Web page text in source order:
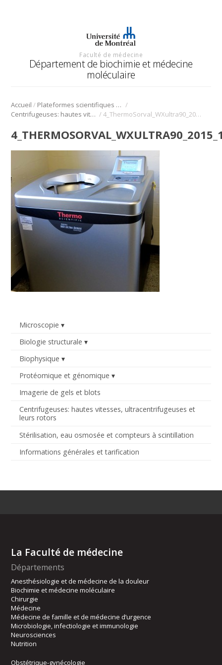
Faculté de médecine
Département de biochimie et médecine
moléculaire
Accueil / Plateformes scientifiques BMM /
Centrifugeuses: hautes vitesses, ultracentrifugeuses et leurs rotors / 4_ThermoSorval_WXultra90_2015_11_app_1328ab
Microscopie
Biologie structurale
Biophysique
Protéomique et génomique
Imagerie de gels et blots
Centrifugeuses: hautes vitesses, ultracentrifugeuses et
leurs rotors
Stérilisation, eau osmosée et compteurs à scintillation
Informations générales et tarification
La Faculté de médecine
Départements
Anesthésiologie et de médecine de la douleur
Biochimie et médecine moléculaire
Chirurgie
Médecine
Médecine de famille et de médecine d’urgence
Microbiologie, infectiologie et immunologie
Neurosciences
Nutrition
Obstétrique-gynécologie